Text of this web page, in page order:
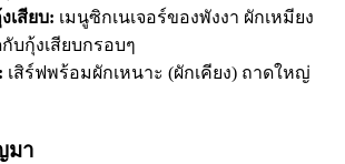
เสียบ: เมนูซิกเนเจอร์ของพังงา ผักเหมียง
บกุ้งเสียบกรอบๆ
เสิร์ฟพร้อมผักเหนาะ (ผักเคียง) ถาดใหญ่
มา